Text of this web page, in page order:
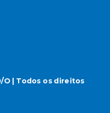
O | Todos os direitos